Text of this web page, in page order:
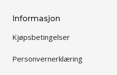
Informasjon
Kjøpsbetingelser
Personvernerklæring